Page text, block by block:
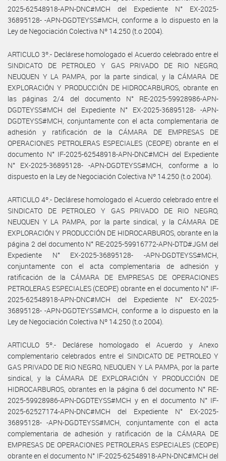
2025-62548918-APN-DNC#MCH del Expediente N° EX-2025-
36895128- -APN-DGDTEYSS#MCH, conforme a lo dispuesto en la
Ley de Negociación Colectiva Nº 14.250 (t.o 2004).
ARTICULO 3º.- Declárese homologado el Acuerdo celebrado entre el
SINDICATO DE PETROLEO Y GAS PRIVADO DE RIO NEGRO,
NEUQUEN Y LA PAMPA, por la parte sindical, y la CÁMARA DE
EXPLORACIÓN Y PRODUCCIÓN DE HIDROCARBUROS, obrante en
las páginas 2/4 del documento N° RE-2025-59928986-APN-
DGDTEYSS#MCH del Expediente N° EX-2025-36895128- -APN-
DGDTEYSS#MCH, conjuntamente con el acta complementaria de
adhesión y ratificación de la CÁMARA DE EMPRESAS DE
OPERACIONES PETROLERAS ESPECIALES (CEOPE) obrante en el
documento N° IF-2025-62548918-APN-DNC#MCH del Expediente
N° EX-2025-36895128- -APN-DGDTEYSS#MCH, conforme a lo
dispuesto en la Ley de Negociación Colectiva Nº 14.250 (t.o 2004).
ARTICULO 4º.- Declárese homologado el Acuerdo celebrado entre el
SINDICATO DE PETROLEO Y GAS PRIVADO DE RIO NEGRO,
NEUQUEN Y LA PAMPA, por la parte sindical, y la CÁMARA DE
EXPLORACIÓN Y PRODUCCIÓN DE HIDROCARBUROS, obrante en la
página 2 del documento N° RE-2025-59916772-APN-DTD#JGM del
Expediente N° EX-2025-36895128- -APN-DGDTEYSS#MCH,
conjuntamente con el acta complementaria de adhesión y
ratificación de la CÁMARA DE EMPRESAS DE OPERACIONES
PETROLERAS ESPECIALES (CEOPE) obrante en el documento N° IF-
2025-62548918-APN-DNC#MCH del Expediente N° EX-2025-
36895128- -APN-DGDTEYSS#MCH, conforme a lo dispuesto en la
Ley de Negociación Colectiva Nº 14.250 (t.o 2004).
ARTICULO 5º.- Declárese homologado el Acuerdo y Anexo
complementario celebrados entre el SINDICATO DE PETROLEO Y
GAS PRIVADO DE RIO NEGRO, NEUQUEN Y LA PAMPA, por la parte
sindical, y la CÁMARA DE EXPLORACIÓN Y PRODUCCIÓN DE
HIDROCARBUROS, obrantes en la página 6 del documento N° RE-
2025-59928986-APN-DGDTEYSS#MCH y en el documento N° IF-
2025-62527174-APN-DNC#MCH del Expediente N° EX-2025-
36895128- -APN-DGDTEYSS#MCH, conjuntamente con el acta
complementaria de adhesión y ratificación de la CÁMARA DE
EMPRESAS DE OPERACIONES PETROLERAS ESPECIALES (CEOPE)
obrante en el documento N° IF-2025-62548918-APN-DNC#MCH del